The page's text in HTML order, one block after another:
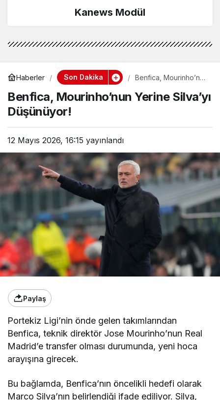
Kanews Modül
Haberler Son Dakika
Benfica, Mourinho’nun
Düşünüyor!
Benfica, Mourinho’nun Yerine Silva’yı
Düşünüyor!
12 Mayıs 2026, 16:15 yayınlandı
Paylaş
Portekiz Ligi’nin önde gelen takımlarından
Benfica, teknik direktör Jose Mourinho’nun Real
Madrid’e transfer olması durumunda, yeni hoca
arayışına girecek.
Bu bağlamda, Benfica’nın öncelikli hedefi olarak
Marco Silva’nın belirlendiği ifade ediliyor. Silva,